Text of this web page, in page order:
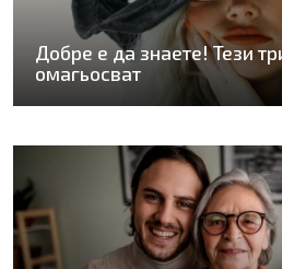
Добре е да знаете! Тези
омагьосват